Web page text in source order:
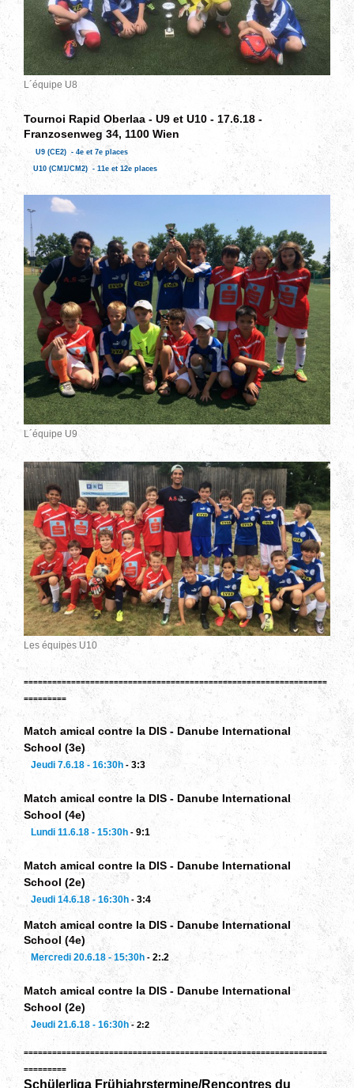
L´équipe U8
Tournoi Rapid Oberlaa - U9 et U10 - 17.6.18 -
Franzosenweg 34, 1100 Wien
U9 (CE2) - 4e et 7e places
U10 (CM1/CM2) - 11e et 12e places
L´équipe U9
Les équipes U10
================================================================
=========
Match amical contre la DIS - Danube International
School (3e)
Jeudi 7.6.18 - 16:30h -3:3
Match amical contre la DIS - Danube International
School (4e)
Lundi 11.6.18 - 15:30h -9:1
Match amical contre la DIS - Danube International
School (2e)
Jeudi 14.6.18 - 16:30h -3:4
Match amical contre la DIS - Danube International
School (4e)
Mercredi 20.6.18 - 15:30h -2:.2
Match amical contre la DIS - Danube International
School (2e)
Jeudi 21.6.18 - 16:30h- 2:2
================================================================
=========
Schülerliga Frühjahrstermine/Rencontres du